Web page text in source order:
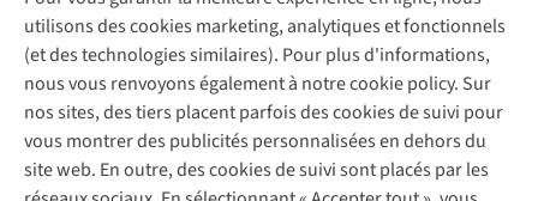
utilisons des cookies marketing, analytiques et fonctionnels
(et des technologies similaires). Pour plus d'informations,
nous vous renvoyons également à notre cookie policy. Sur
nos sites, des tiers placent parfois des cookies de suivi pour
vous montrer des publicités personnalisées en dehors du
site web. En outre, des cookies de suivi sont placés par les
Garantie
Contactez-nous
À propos d’A.S.Adventure
Déclaration d'accessibilité
Entretien de ski
Service de lavage
Entretien de chaussures
Réparation de chaussures
Réparation de vêtements
Retouches
Pour les entreprises
A.S.Magazine
Explore Camp
Expertise & conseils
Abonnez-vous à la newsletter
Suivez-nous